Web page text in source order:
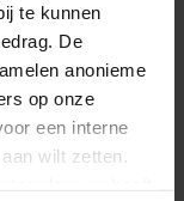
te kunnen
De
anonieme
op onze
een interne
wilt zetten.